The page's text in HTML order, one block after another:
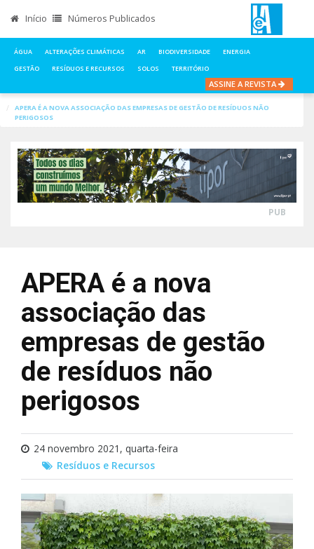
Início Números Publicados
ÁGUA ALTERAÇÕES CLIMÁTICAS AR BIODIVERSIDADE
ENERGIA
GESTÃO
RESÍDUOS E RECURSOS SOLOS TERRITÓRIO
ASSINE A REVISTA
APERA É A NOVA ASSOCIAÇÃO DAS EMPRESAS DE GESTÃO DE RESÍDUOS NÃO
PERIGOSOS
PUB
APERA é a nova
associação das
empresas de gestão
de resíduos não
perigosos
24 novembro 2021, quarta-feira
Resíduos e Recursos